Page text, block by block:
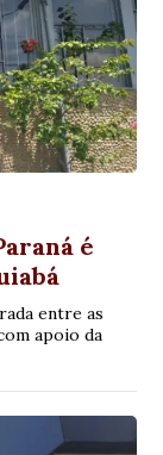
é
entre as
apoio da